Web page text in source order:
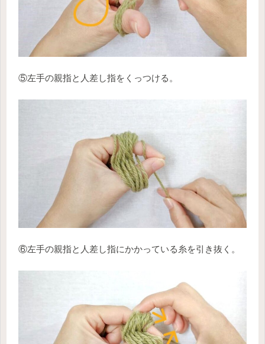
⑤左手の親指と人差し指をくっつける。
⑥左手の親指と人差し指にかかっている糸を引き抜く。